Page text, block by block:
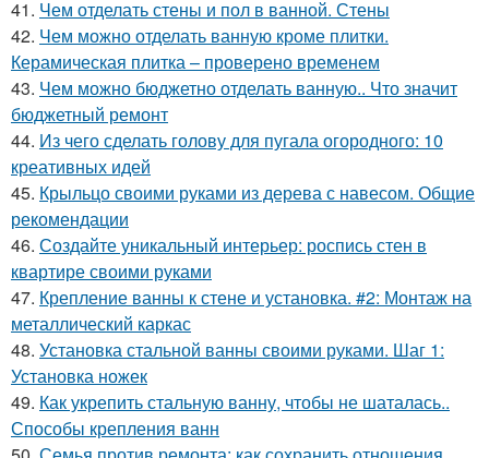
41. Чем отделать стены и пол в ванной. Стены
42. Чем можно отделать ванную кроме плитки.
Керамическая плитка – проверено временем
43. Чем можно бюджетно отделать ванную.. Что значит
бюджетный ремонт
44. Из чего сделать голову для пугала огородного: 10
креативных идей
45. Крыльцо своими руками из дерева с навесом. Общие
рекомендации
46. Создайте уникальный интерьер: роспись стен в
квартире своими руками
47. Крепление ванны к стене и установка. #2: Монтаж на
металлический каркас
48. Установка стальной ванны своими руками. Шаг 1:
Установка ножек
49. Как укрепить стальную ванну, чтобы не шаталась..
Способы крепления ванн